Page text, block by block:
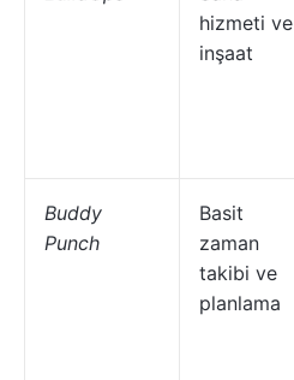
hizmeti ve
inşaat
Buddy
Punch
Basit
zaman
takibi ve
planlama